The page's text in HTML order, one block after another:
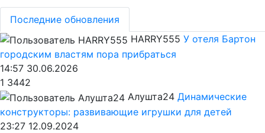
Последние обновления
HARRY555 У отеля Бартон
городским властям пора прибраться
14:57 30.06.2026
1 3442
Алушта24 Динамические
конструкторы: развивающие игрушки для детей
23:27 12.09.2024